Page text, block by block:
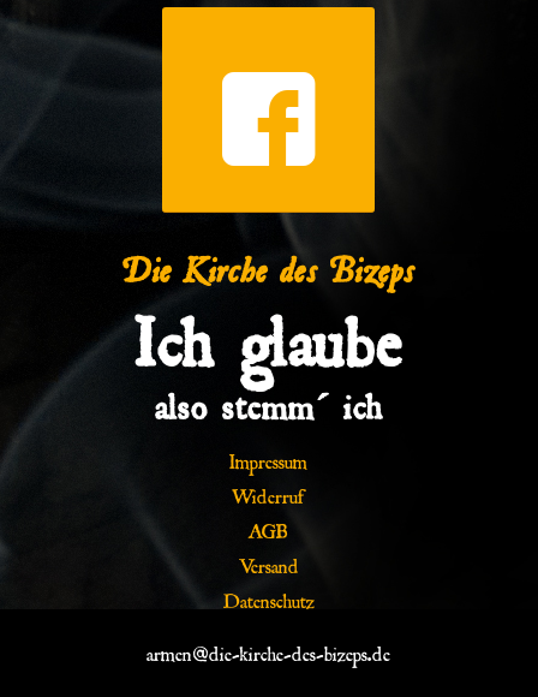
Die Kirche des Bizeps
Ich glaube
also stemm´ ich
Impressum
Widerruf
AGB
Versand
Datenschutz
armen@die-kirche-des-bizeps.de